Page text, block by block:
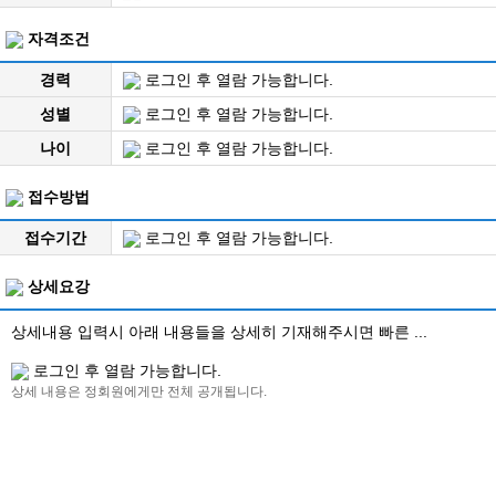
자격조건
경력
로그인 후 열람 가능합니다.
성별
로그인 후 열람 가능합니다.
나이
로그인 후 열람 가능합니다.
접수방법
접수기간 로그인 후 열람 가능합니다.
상세요강
상세내용 입력시 아래 내용들을 상세히 기재해주시면 빠른 ...
로그인 후 열람 가능합니다.
상세 내용은 정회원에게만 전체 공개됩니다.